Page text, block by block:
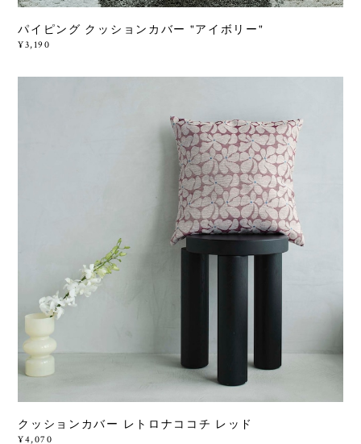
パイピング クッションカバー "アイボリー"
¥3,190
クッションカバー レトロナココチ レッド
¥4,070